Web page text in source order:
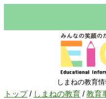
しまねの教育
現
トップ/ しまねの教育 /教育